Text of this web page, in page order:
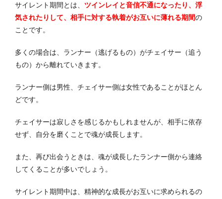
サイレント期間とは、 ツインレイと音信不通になったり、浮
気されたりして、相手に対する執着がお互いに薄れる期間の
ことです。
多くの場合は、ランナー（逃げるもの）がチェイサー（追う
もの）から離れていきます。
ランナー側は男性、チェイサー側は女性であることがほとん
どです。
チェイサーは寂しさを感じるかもしれませんが、相手に依存
せず、自分を磨くことで魂が成長します。
また、再び出会うときは、魂が成長したランナー側から連絡
してくることが多いでしょう。
サイレント期間中は、精神的な成長がお互いに求められるの